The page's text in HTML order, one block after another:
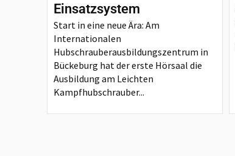
Einsatzsystem
Start in eine neue Ära: Am
Internationalen
Hubschrauberausbildungszentrum in
Bückeburg hat der erste Hörsaal die
Ausbildung am Leichten
Kampfhubschrauber...